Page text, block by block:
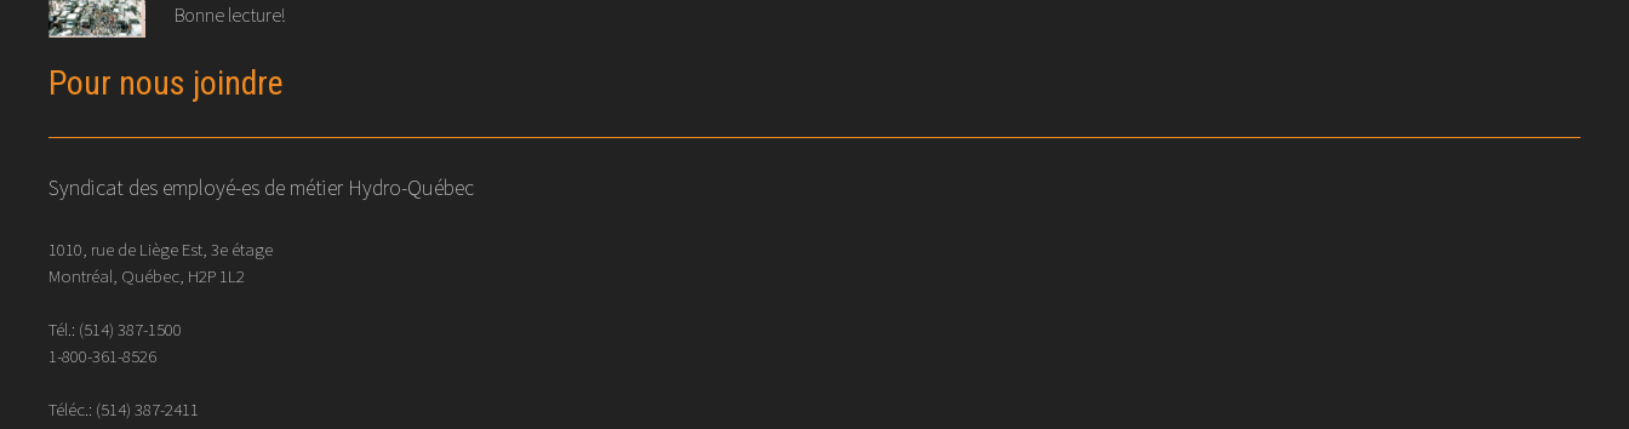
Bonne lecture!
Pour nous joindre
Syndicat des employé-es de métier Hydro-Québec
1010, rue de Liège Est, 3e étage
Montréal, Québec, H2P 1L2
Tél.: (514) 387-1500
1-800-361-8526
Téléc.: (514) 387-2411